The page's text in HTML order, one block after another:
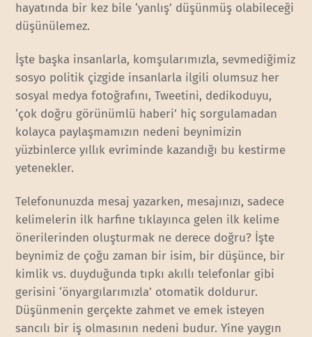
hayatında bir kez bile ‘yanlış’ düşünmüş olabileceği
düşünülemez.
İşte başka insanlarla, komşularımızla, sevmediğimiz
sosyo politik çizgide insanlarla ilgili olumsuz her
sosyal medya fotoğrafını, Tweetini, dedikoduyu,
‘çok doğru görünümlü haberi’ hiç sorgulamadan
kolayca paylaşmamızın nedeni beynimizin
yüzbinlerce yıllık evriminde kazandığı bu kestirme
yetenekler.
Telefonunuzda mesaj yazarken, mesajınızı, sadece
kelimelerin ilk harfine tıklayınca gelen ilk kelime
önerilerinden oluşturmak ne derece doğru? İşte
beynimiz de çoğu zaman bir isim, bir düşünce, bir
kimlik vs. duyduğunda tıpkı akıllı telefonlar gibi
gerisini ‘önyargılarımızla’ otomatik doldurur.
Düşünmenin gerçekte zahmet ve emek isteyen
sancılı bir iş olmasının nedeni budur. Yine yaygın